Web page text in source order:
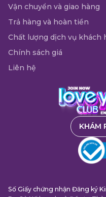
Vận chuyển và giao hàng
Trả hàng và hoàn tiền
Chất lượng dịch vụ khách
Chính sách giá
Liên hệ
KHÁM
Số Giấy chứng nhận Đăng ký